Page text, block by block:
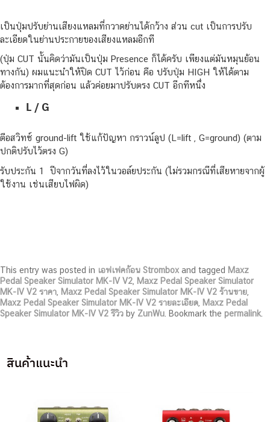
เป็นปุ่มปรับย่านเสียงแหลมที่กวาดย่านได้กว้าง ส่วน cut เป็นการปรับ
ละเอียดในย่านประกายของเสียงแหลมอีกที
(ปุ่ม CUT นั้นคิดว่ามันเป็นปุ่ม Presence ก็ได้ครับ เพียงแต่มันหมุนย้อน
ทางกัน) ผมแนะนำให้ปิด CUT ไว้ก่อน คือ ปรับปุ่ม HIGH ให้ได้ตาม
ต้องการมากที่สุดก่อน แล้วค่อยมาปรับตรง CUT อีกทีหนึ่ง
L / G
ตือสวิทซ์ ground-lift ใช้แก้ปัญหา กราวน์ลูป (L=lift , G=ground) (ตาม
ปกติปรับไว้ตรง G)
รับประกัน 1 ปีจากวันที่ลงไว้ในวอล์ยประกัน (ไม่รวมกรณีที่เสียหายจากผู้
ใช้งาน เช่นเสียบไฟผิด)
This entry was posted in เอฟเฟคก้อน Strombox and tagged Maxz
Pedal Speaker Simulator MK-IV V2 Maxz Pedal Speaker Simulator
MK-IV V2 ราคา Maxz Pedal Speaker Simulator MK-IV V2 ร้านขาย
Maxz Pedal Speaker Simulator MK-IV V2 รายละเอียด Maxz Pedal
Speaker Simulator MK-IV V2 รีวิว by ZunWu . Bookmark the permalink
สินค้าแนะนำ